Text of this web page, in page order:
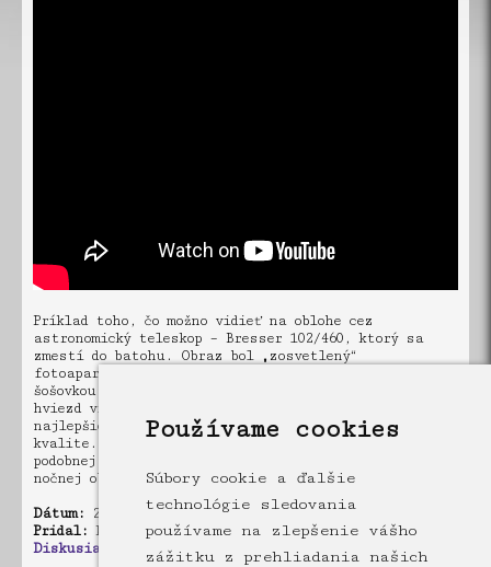
Používame cookies
Súbory cookie a ďalšie
technológie sledovania
používame na zlepšenie vášho
zážitku z prehliadania našich
Príklad toho, čo možno vidieť na oblohe cez
astronomický teleskop – Bresser 102/460, ktorý sa
zmestí do batohu. Obraz bol „zosvetlený“
fotoaparátom Sony A7S a špeciálnou zosvetľovacou
šošovkou, vďaka čomu je na oblohe vidieť tisíce
hviezd viac než voľným ľudským okom. Video je
najlepšie sledovať na veľkej obrazovke v najvyššej
kvalite. Ukážka má pokúšať k zaobstaraniu si
podobnej techniky, aby nás bolo viac pri objavovaní
nočnej oblohy a pri love na UAP/UFO ;)
Dátum: 23.06.2026 21:23
Pridal: krisek.poliak
Diskusia:
0 príspevkov